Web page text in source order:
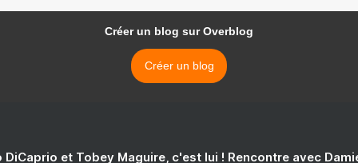
Créer un blog sur Overblog
Créer un blog
DiCaprio et Tobey Maguire, c'est lui ! Rencontre avec